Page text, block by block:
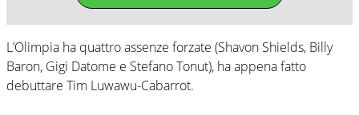
L’Olimpia ha quattro assenze forzate (Shavon Shields, Billy
Baron, Gigi Datome e Stefano Tonut), ha appena fatto
debuttare Tim Luwawu-Cabarrot.